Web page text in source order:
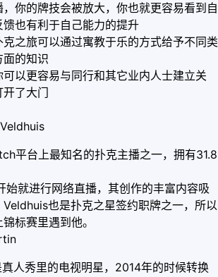
你的牌技会被放大，你也就更容易看到自
也有利于自己能力的提升
之旅可以通过寓教于乐的方式给予不同类
面的知识
以更容易与同行和其它业内人士建立关
了大门
平台上最知名的扑克主播之一，拥有31.8
就进行网络直播，其创作的丰富内容吸
也是扑克之星签约职牌之一，所以
标赛里遇到他。
人秀里的电视明星，2014年的时候转换